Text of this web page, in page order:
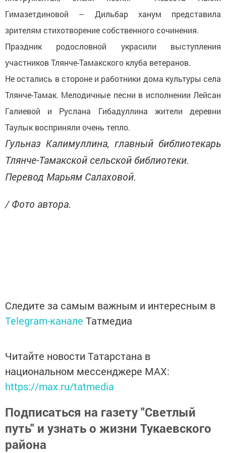
Гимазетдиновой – Дильбар ханум представила
зрителям стихотворение собственного сочинения.
Праздник родословной украсили выступления
участников Тлянче-Тамакского клуба ветеранов.
Не остались в стороне и работники дома культуры села
Тлянче-Тамак. Мелодичные песни в исполнении Лейсан
Галиевой и Руслана Гибадуллина жители деревни
Таулык восприняли очень тепло.
Гульназ Калимуллина, главный библиотекарь
Тлянче-Тамакской сельской библиотеки.
Перевод Марьям Салаховой.
/ Фото автора.
Следите за самым важным и интересным в
Telegram-канале Татмедиа
Читайте новости Татарстана в
национальном мессенджере MАХ:
https://max.ru/tatmedia
Подписаться на газету "Светлый
путь" и узнать о жизни Тукаевского
района